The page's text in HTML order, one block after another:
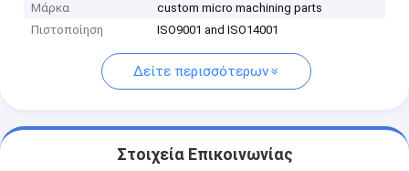
Μάρκα
custom micro machining parts
Πιστοποίηση
ISO9001 and ISO14001
Δείτε περισσότερων
Στοιχεία Επικοινωνίας